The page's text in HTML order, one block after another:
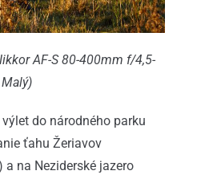
AF-S 80-400mm f/4,5-
do národného parku
ťahu Žeriavov
a na Neziderské jazero